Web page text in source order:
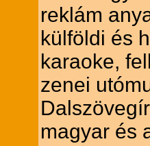
reklám
külföldi és
karaoke,
zenei
magyar és